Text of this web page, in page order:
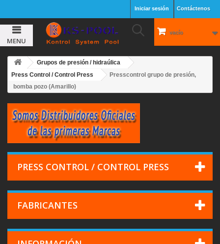
Contáctenos
Iniciar sesión
vacío
MENU
Grupos de presión / hidraúlica
Press Control / Control Press
Presscontrol grupo de presión,
bomba pozo (Amarillo)
PRESS CONTROL / CONTROL PRESS
FABRICANTES